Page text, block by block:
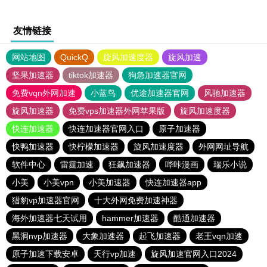
友情链接
网站地图 QuickQ 旋风加速度器
旋风加速
坚果加速器
tiktok加速器
狗急加速器官网
免费vqn外网加速
小蓝鸟 优途加速器官网
风驰加速器
旋风加速器
免费vps加速器外网苹果版
旋风加速度器
快连加速器
快连加速器官网入口
原子加速器
快鸭加速器
快柠檬加速器 旋风加速度器
外网网址导航
软件中心
雷霆加速 狂飙加速器 哔咔漫画
瑞乐小说
小美
小美vpn 小美加速器
快连加速器app
猎豹vp加速器官网
十大外网免费加速神器
海外加速器七天试用
hammer加速器
酷通加速器
黑洞nvp加速器
大象加速器 起飞加速器
老王vqn加速
原子加速下载安卓
天行vp加速 旋风加速官网入口2024